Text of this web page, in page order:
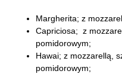
Margherita; z
Capriciosa; z
pomidorowym;
Hawai; z mozzarellą,
pomidorowym;